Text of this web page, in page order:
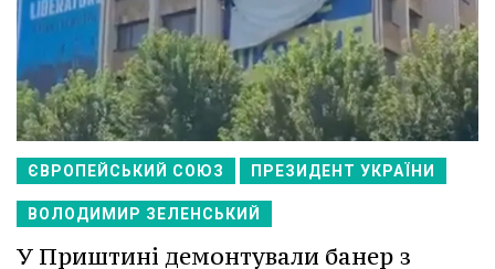
ЄВРОПЕЙСЬКИЙ СОЮЗ ПРЕЗИДЕНТ УКРАЇНИ
ВОЛОДИМИР ЗЕЛЕНСЬКИЙ
У Приштині демонтували банер з